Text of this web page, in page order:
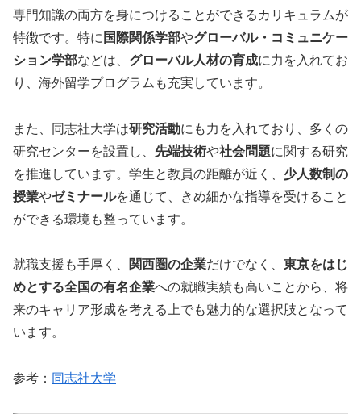
専門知識の両方を身につけることができるカリキュラムが
特徴です。特に 国際関係学部やグローバル・コミュニケー
ション学部などは、 グローバル人材の育成に力を入れてお
り、海外留学プログラムも充実しています。
また、同志社大学は研究活動にも力を入れており、多くの
研究センターを設置し、 先端技術や社会問題に関する研究
を推進しています。学生と教員の距離が近く、 少人数制の
授業やゼミナールを通じて、きめ細かな指導を受けること
ができる環境も整っています。
就職支援も手厚く、 関西圏の企業だけでなく、 東京をはじ
めとする全国の有名企業への就職実績も高いことから、将
来のキャリア形成を考える上でも魅力的な選択肢となって
います。
参考： 同志社大学